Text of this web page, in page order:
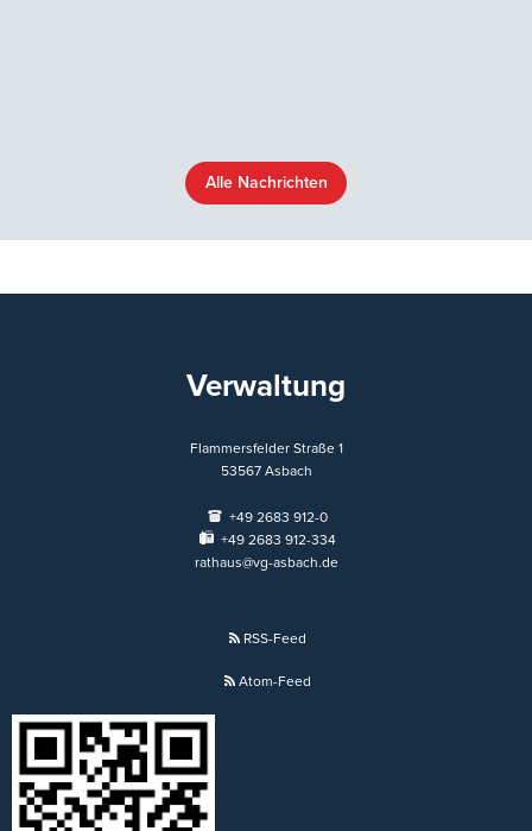
Alle Nachrichten
Verwaltung
Flammersfelder Straße 1
53567 Asbach
+49 2683 912-0
+49 2683 912-334
rathaus@vg-asbach.de
RSS-Feed
Atom-Feed